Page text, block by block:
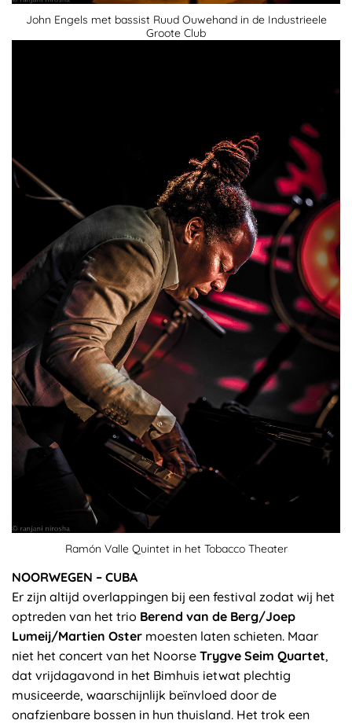
John Engels met bassist Ruud Ouwehand in de Industrieele
Groote Club
Ramón Valle Quintet in het Tobacco Theater
NOORWEGEN – CUBA
Er zijn altijd overlappingen bij een festival zodat wij het
optreden van het trio Berend van de Berg/Joep
Lumeij/Martien Oster moesten laten schieten. Maar
niet het concert van het Noorse Trygve Seim Quartet,
dat vrijdagavond in het Bimhuis ietwat plechtig
musiceerde, waarschijnlijk beïnvloed door de
onafzienbare bossen in hun thuisland. Het trok een